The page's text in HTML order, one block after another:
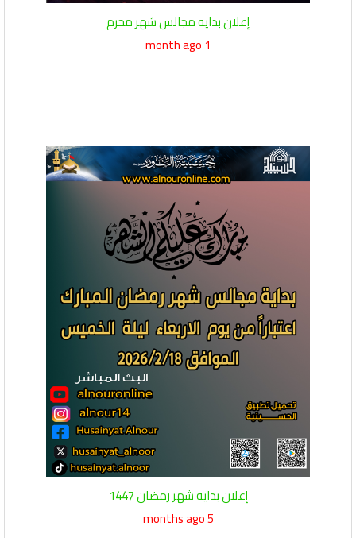
إعلان بدايه مجالس شهر محرم
1 month ago
إعلان بدايه شهر رمضان 1447
5 months ago